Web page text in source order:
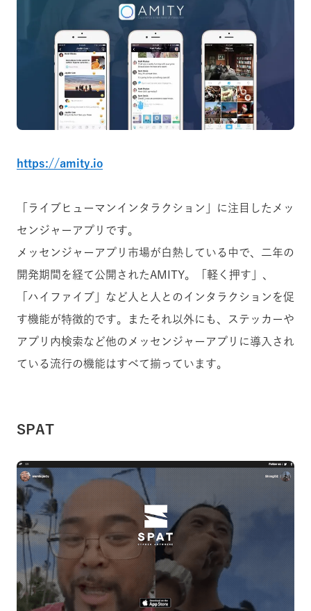
https://amity.io
「ライブヒューマンインタラクション」に注目したメッ
センジャーアプリです。
メッセンジャーアプリ市場が白熱している中で、二年の
開発期間を経て公開されたAMITY。「軽く押す」、
「ハイファイブ」など人と人とのインタラクションを促
す機能が特徴的です。またそれ以外にも、ステッカーや
アプリ内検索など他のメッセンジャーアプリに導入され
ている流行の機能はすべて揃っています。
SPAT